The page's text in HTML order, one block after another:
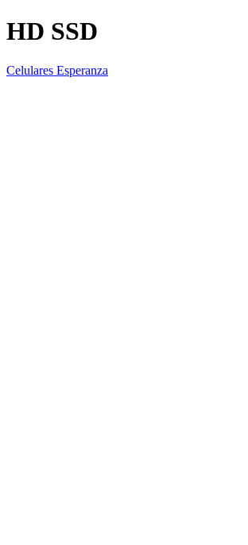
HD SSD
Celulares Esperanza